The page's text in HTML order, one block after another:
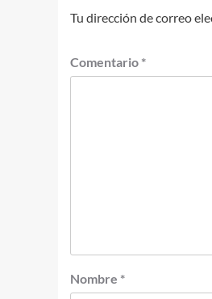
Tu dirección de correo
Comentario *
Nombre *